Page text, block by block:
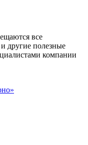
все
другие полезные
компании